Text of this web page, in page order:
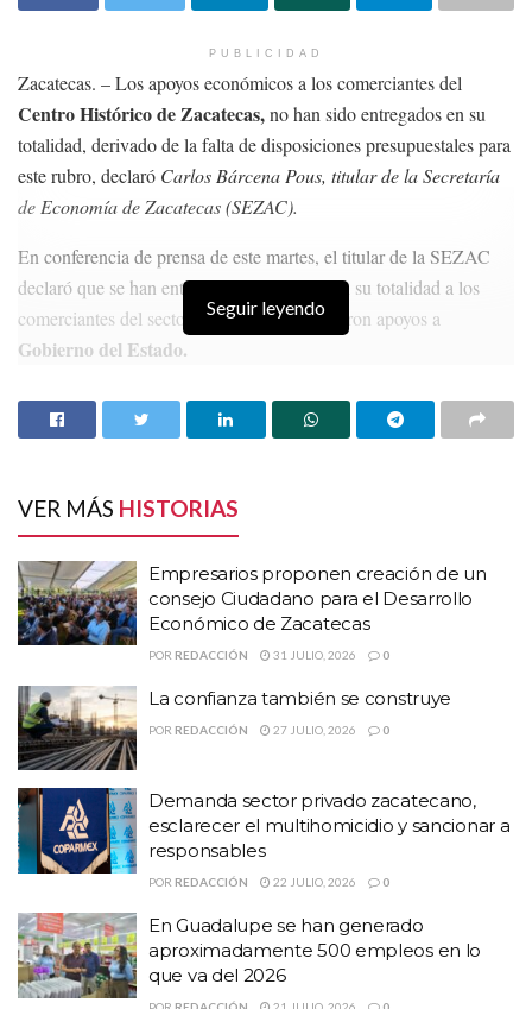
PUBLICIDAD
Zacatecas. – Los apoyos económicos a los comerciantes del
Centro Histórico de Zacatecas,no han sido entregados en su
totalidad, derivado de la falta de disposiciones presupuestales para
este rubro, declaró Carlos Bárcena Pous, titular de la Secretaría
de Economía de Zacatecas (SEZAC).
En conferencia de prensa de este martes, el titular de la SEZAC
declaró que se han entregado los recursos en su totalidad a los
comerciantes del sector informal que solicitaron apoyos a
Gobierno del Estado.
HISTORIAS RELACIONADAS
Ciudadano para el Desarrollo Económico de
Zacatecas
La confianza también se construye
Demanda sector privado zacatecano, esclarecer
el multihomicidio y sancionar a responsables
Sin embargo, faltan por entregar el 50 por ciento de los apoyos a
los comerciantes establecidos, por la falta de presupuesto de la
dependencia.
“Todos los apoyos al sector
informal se pagaron, falta el otro
50% del apoyo a los comerciantes
(…) empezaremos a pagar esto a
partir de esta semana” puntualizó
Seguir leyendo
VER MÁS HISTORIAS
Empresarios proponen creación de un
consejo Ciudadano para el Desarrollo
Económico de Zacatecas
POR REDACCIÓN 31 JULIO, 2026 0
La confianza también se construye
POR REDACCIÓN 27 JULIO, 2026 0
Demanda sector privado zacatecano,
esclarecer el multihomicidio y sancionar a
responsables
POR REDACCIÓN 22 JULIO, 2026 0
En Guadalupe se han generado
aproximadamente 500 empleos en lo
que va del 2026